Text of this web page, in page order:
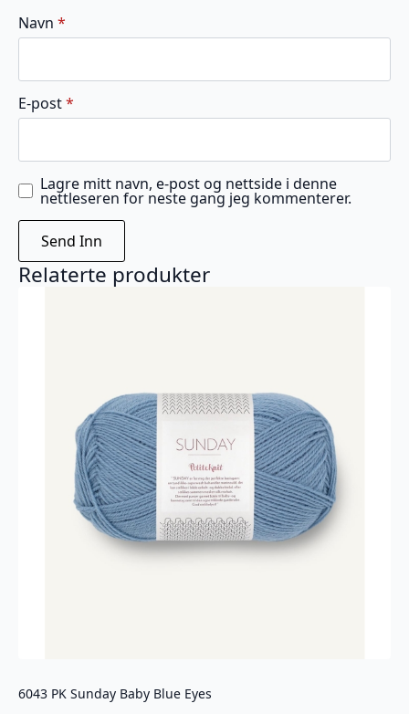
Navn *
E-post*
Lagre mitt navn, e-post og nettside i denne
nettleseren for neste gang jeg kommenterer.
Relaterte produkter
6043 PK Sunday Baby Blue Eyes